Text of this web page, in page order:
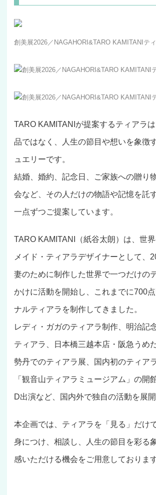
創美展2026／NAGAHORI&TARO KAMITANIテ
創美展2026／NAGAHORI&TARO KAMITANI
創美展2026／NAGAHORI&TARO KAMITANI
TARO KAMITANIが提案するティアラ
品ではなく、人生の節目や想いを象徴
ュエリーです。
結婚、婚約、記念日、ご家族への贈り
会など、その人だけの物語や記憶を託
一点ずつご提案しています。
TARO KAMITANI（紙谷太朗）は、世
メイド・ティアラデザイナーとして、
妻のために制作した世界で一つだけの
かけに活動を開始し、これまでに700
ナルティアラを制作してきました。
レディ・ガガのティアラ制作、明治記
ティアラ、日本橋三越本店・阪急うめ
勢丹でのティアラ展、国内初のティア
「観音山ティアラミュージアム」の開
D出演など、国内外で独自の活動を展開
本企画では、ティアラを「見る」だけ
身につけ、相談し、人生の節目を彩る
感いただける機会をご用意しております